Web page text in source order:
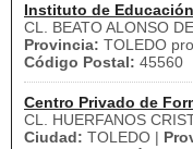
Instituto de
CL. BEATO ALONSO
Provincia: TOLEDO
Código Postal: 45560
Centro Privado de
CL. HUERFANOS
Ciudad: TOLEDO |